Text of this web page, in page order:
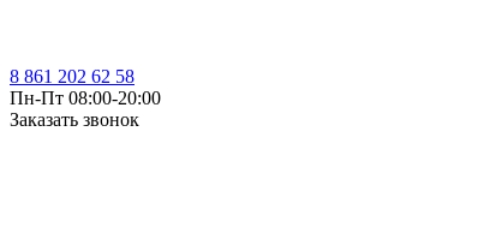
8 861 202 62 58
Пн-Пт 08:00-20:00
Заказать звонок